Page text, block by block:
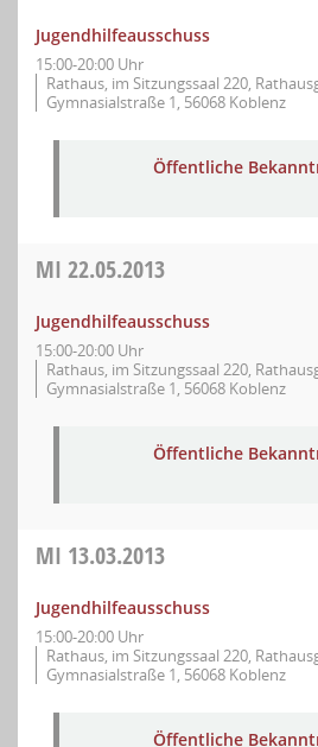
Jugendhilfeausschuss
15:00-20:00 Uhr
Rathaus, im Sitzungssaal 220,
Gymnasialstraße 1, 56068 Koblenz
Öffentliche
MI 22.05.2013
Jugendhilfeausschuss
15:00-20:00 Uhr
Rathaus, im Sitzungssaal 220,
Gymnasialstraße 1, 56068 Koblenz
Öffentliche
MI 13.03.2013
Jugendhilfeausschuss
15:00-20:00 Uhr
Rathaus, im Sitzungssaal 220,
Gymnasialstraße 1, 56068 Koblenz
Öffentliche